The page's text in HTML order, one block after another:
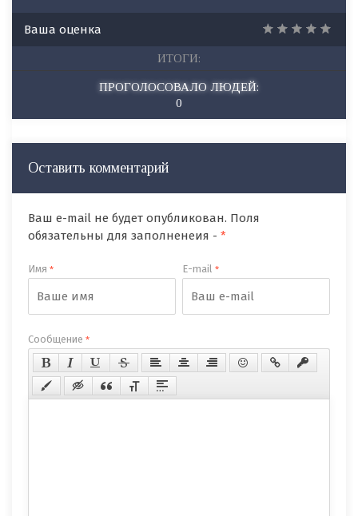
Ваша оценка
ИТОГИ:
ПРОГОЛОСОВАЛО ЛЮДЕЙ:
0
Оставить комментарий
Ваш e-mail не будет опубликован. Поля
обязательны для заполненеия - *
Имя * E-mail*
Сообщение *